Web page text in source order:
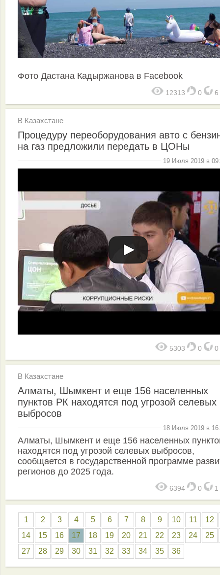
Фото Дастана Кадыржанова в Facebook
12313 0 6
В Казахстане
Процедуру переоборудования авто с
на газ предложили передать в ЦОНы
19 Июля 2019 в
5303 0 0
В Казахстане
Алматы, Шымкент и еще 156 населенных
пунктов РК находятся под угрозой селевых
выбросов
18 Июля 2019 в
Алматы, Шымкент и еще 156 населенных
находятся под угрозой селевых выбросов,
сообщается в государственной программе
регионов до 2025 года.
6394 0 1
1 2 3 4 5 6 7 8 9 10 11
12
14
15 16 17 18 19 20 21 22 23 24
25
27
28 29 30 31 32 33 34 35 36